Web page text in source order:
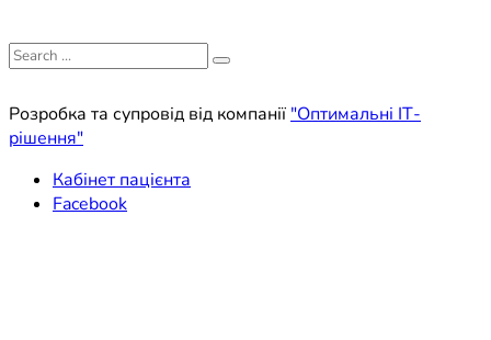
Search
Розробка та супровід від компанії "Оптимальні ІТ-
рішення"
Кабінет пацієнта
Facebook